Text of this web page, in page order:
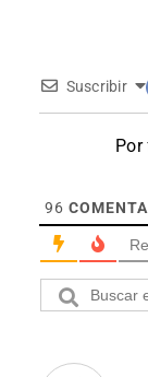
Suscribir
Por
96